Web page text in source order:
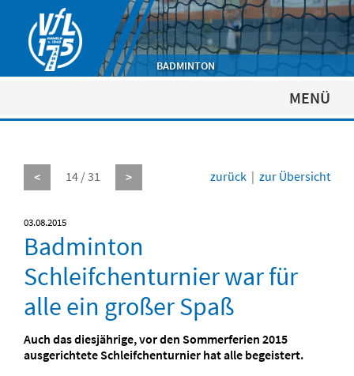
BADMINTON
MENÜ
< 14 / 31 > zurück | zur Übersicht
03.08.2015
Badminton
Schleifchenturnier war für
alle ein großer Spaß
Auch das diesjährige, vor den Sommerferien 2015
ausgerichtete Schleifchenturnier hat alle begeistert.